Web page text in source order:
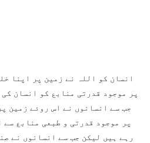
انسان کو اللہ نے زمین پر اپنا
پر موجود قدرتی منابع کو انسان
جب سے انسانوں نے اس روئے زمین
پر موجود قدرتی و طبعی منابع
رہے ہیں لیکن جب سے انسانوں نے